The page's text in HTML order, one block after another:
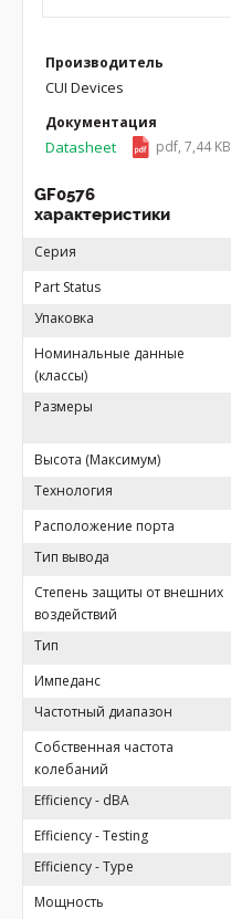
Производитель
CUI Devices
Документация
Datasheet pdf, 7,44 KB
GF0576
характеристики
Серия
Part Status
Упаковка
Номинальные данные
(классы)
Размеры
Высота (Максимум)
Технология
Расположение порта
Тип вывода
Степень защиты от внешних
воздействий
Тип
Импеданс
Частотный диапазон
Собственная частота
колебаний
Efficiency - dBA
Efficiency - Testing
Efficiency - Type
Мощность